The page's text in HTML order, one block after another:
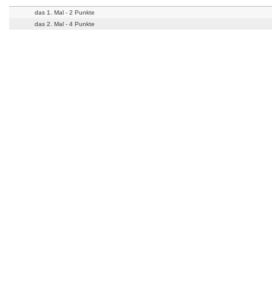
das 1. Mal - 2 Punkte
das 2. Mal - 4 Punkte